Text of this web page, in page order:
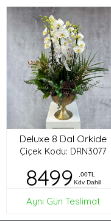
Deluxe 8 Dal Orkide
Çiçek Kodu: DRN3077
8499
,00TL
Kdv Dahil
Aynı Gün Teslimat